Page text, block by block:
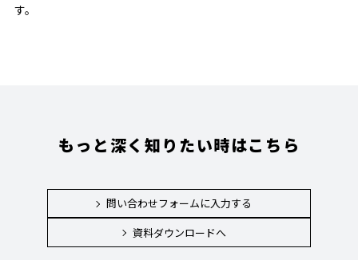
す。
もっと深く知りたい時はこちら
問い合わせフォームに入力する
資料ダウンロードへ